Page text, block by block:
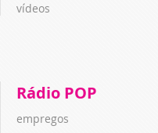
vídeos
Rádio POP
empregos